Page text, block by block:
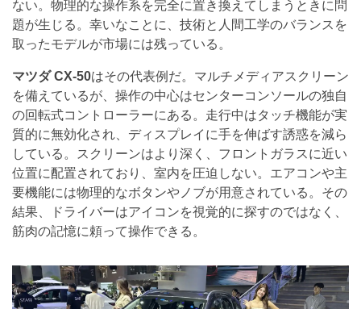
ない。物理的な操作系を完全に置き換えてしまうときに問
題が生じる。幸いなことに、技術と人間工学のバランスを
取ったモデルが市場には残っている。
マツダ CX-50はその代表例だ。マルチメディアスクリーン
を備えているが、操作の中心はセンターコンソールの独自
の回転式コントローラーにある。走行中はタッチ機能が実
質的に無効化され、ディスプレイに手を伸ばす誘惑を減ら
している。スクリーンはより深く、フロントガラスに近い
位置に配置されており、室内を圧迫しない。エアコンや主
要機能には物理的なボタンやノブが用意されている。その
結果、ドライバーはアイコンを視覚的に探すのではなく、
筋肉の記憶に頼って操作できる。